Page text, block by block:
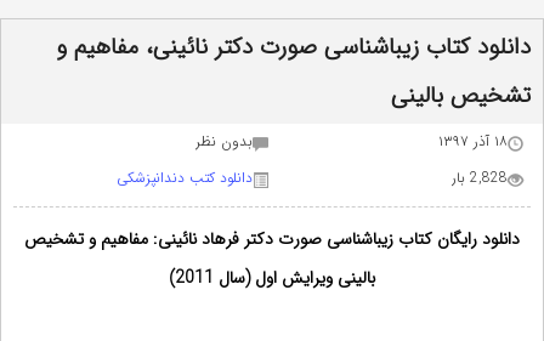
دانلود کتاب زیباشناسی صورت دکتر نائینی، مفاهیم و
تشخیص بالینی
۱۸ آذر ۱۳۹۷
بدون نظر
2,828 بار
دانلود کتب دندانپزشکی
دانلود رایگان کتاب زیباشناسی صورت دکتر فرهاد نائینی: مفاهیم و تشخیص
بالینی ویرایش اول (سال 2011)